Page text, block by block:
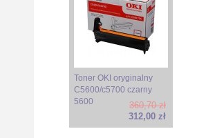
Toner OKI oryginalny
C5600/c5700 czarny
5600
360,70 zł
312,00 zł